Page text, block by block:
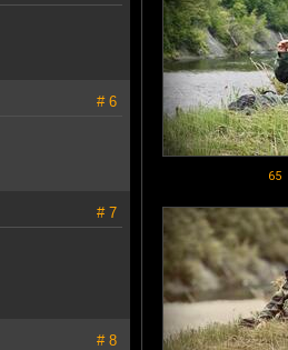
65
# 6
# 7
# 8